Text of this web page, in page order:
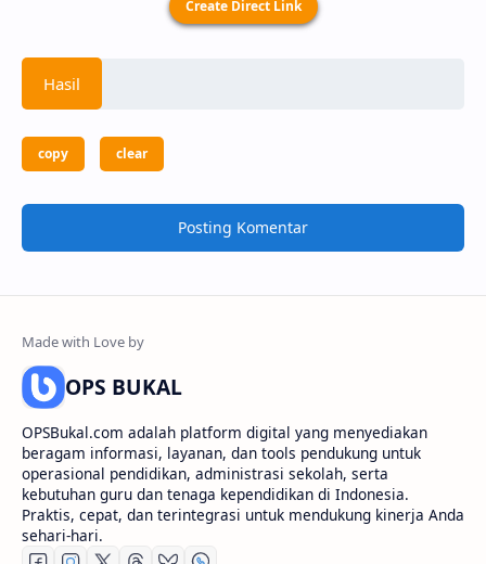
Create Direct Link
copy clear
Posting Komentar
OPS BUKAL
OPSBukal.com adalah platform digital yang menyediakan
beragam informasi, layanan, dan tools pendukung untuk
operasional pendidikan, administrasi sekolah, serta
kebutuhan guru dan tenaga kependidikan di Indonesia.
Praktis, cepat, dan terintegrasi untuk mendukung kinerja Anda
sehari-hari.